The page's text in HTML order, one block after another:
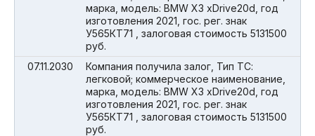
марка, модель: BMW X3 xDrive20d, год
изготовления 2021, гос. рег. знак
У565КТ71 , залоговая стоимость 5131500
руб.
07.11.2030
Компания получила залог, Тип ТС:
легковой; коммерческое наименование,
марка, модель: BMW X3 xDrive20d, год
изготовления 2021, гос. рег. знак
У565КТ71 , залоговая стоимость 5131500
руб.